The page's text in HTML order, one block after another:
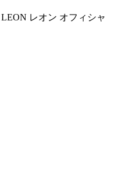
レオン オフィシャ